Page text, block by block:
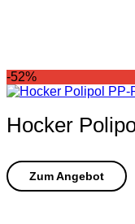
-52%
Hocker